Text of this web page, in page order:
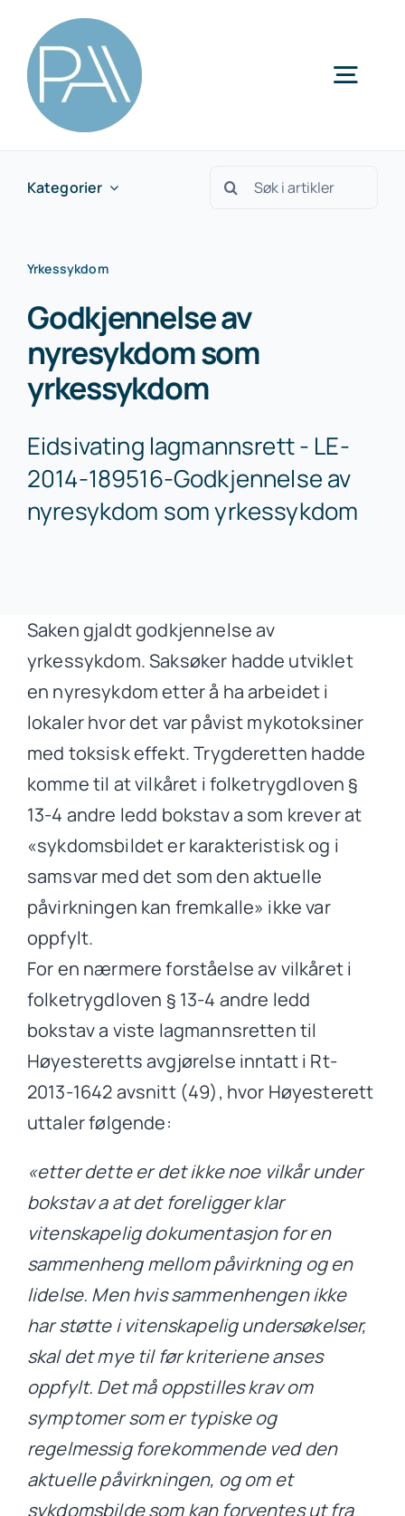
content
Kategorier
Søk
Yrkessykdom
Godkjennelse av
nyresykdom som
yrkessykdom
Eidsivating lagmannsrett - LE-
2014-189516-Godkjennelse av
nyresykdom som yrkessykdom
Saken gjaldt godkjennelse av
yrkessykdom. Saksøker hadde utviklet
en nyresykdom etter å ha arbeidet i
lokaler hvor det var påvist mykotoksiner
med toksisk effekt. Trygderetten hadde
komme til at vilkåret i folketrygdloven §
13-4 andre ledd bokstav a som krever at
«sykdomsbildet er karakteristisk og i
samsvar med det som den aktuelle
påvirkningen kan fremkalle» ikke var
oppfylt.
For en nærmere forståelse av vilkåret i
folketrygdloven § 13-4 andre ledd
bokstav a viste lagmannsretten til
Høyesteretts avgjørelse inntatt i Rt-
2013-1642 avsnitt (49), hvor Høyesterett
uttaler følgende:
«etter dette er det ikke noe vilkår under
bokstav a at det foreligger klar
vitenskapelig dokumentasjon for en
sammenheng mellom påvirkning og en
lidelse. Men hvis sammenhengen ikke
har støtte i vitenskapelig undersøkelser,
skal det mye til før kriteriene anses
oppfylt. Det må oppstilles krav om
symptomer som er typiske og
regelmessig forekommende ved den
aktuelle påvirkningen, og om et
sykdomsbilde som kan forventes ut fra